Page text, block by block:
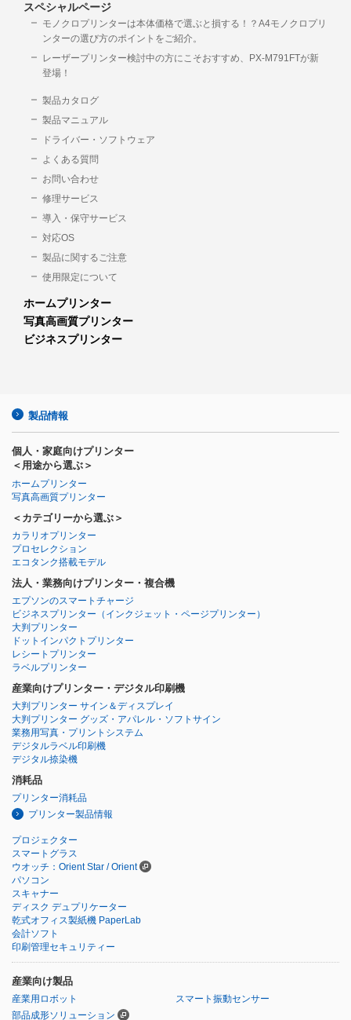
スペシャルページ
モノクロプリンターは本体価格で選ぶと損する！？A4モノクロプリ
ンターの選び方のポイントをご紹介。
レーザープリンター検討中の方にこそおすすめ、PX-M791FTが新
登場！
製品カタログ
製品マニュアル
ドライバー・ソフトウェア
よくある質問
お問い合わせ
修理サービス
導入・保守サービス
対応OS
製品に関するご注意
使用限定について
ホームプリンター
写真高画質プリンター
ビジネスプリンター
製品情報
個人・家庭向けプリンター
＜用途から選ぶ＞
ホームプリンター
写真高画質プリンター
＜カテゴリーから選ぶ＞
カラリオプリンター
プロセレクション
エコタンク搭載モデル
法人・業務向けプリンター・複合機
エプソンのスマートチャージ
ビジネスプリンター （インクジェット・ページプリンター）
大判プリンター
ドットインパクトプリンター
レシートプリンター
ラベルプリンター
産業向けプリンター・デジタル印刷機
大判プリンター サイン＆ディスプレイ
大判プリンター グッズ・アパレル・ソフトサイン
業務用写真・プリントシステム
デジタルラベル印刷機
デジタル捺染機
消耗品
プリンター消耗品
プリンター製品情報
プロジェクター
スマートグラス
ウオッチ：Orient Star / Orient
パソコン
スキャナー
ディスク デュプリケーター
乾式オフィス製紙機 PaperLab
会計ソフト
印刷管理セキュリティー
産業向け製品
産業用ロボット
スマート振動センサー
部品成形ソリューション